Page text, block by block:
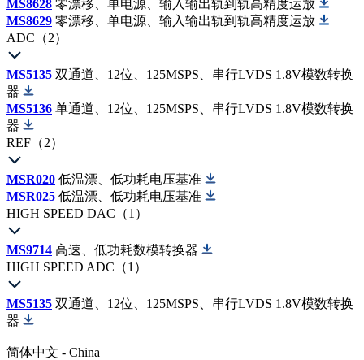
MS8628 零漂移、单电源、输入输出轨到轨高精度运放
MS8629 零漂移、单电源、输入输出轨到轨高精度运放
ADC（2）
MS5135 双通道、12位、125MSPS、串行LVDS 1.8V模数转换
器
MS5136 单通道、12位、125MSPS、串行LVDS 1.8V模数转换
器
REF（2）
MSR020 低温漂、低功耗电压基准
MSR025 低温漂、低功耗电压基准
HIGH SPEED DAC（1）
MS9714 高速、低功耗数模转换器
HIGH SPEED ADC（1）
MS5135 双通道、12位、125MSPS、串行LVDS 1.8V模数转换
器
简体中文 - China